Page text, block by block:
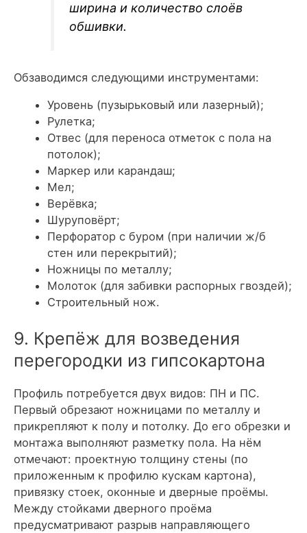
ширина и количество слоёв
обшивки.
Обзаводимся следующими инструментами:
Уровень (пузырьковый или лазерный);
Рулетка;
Отвес (для переноса отметок с пола на
потолок);
Маркер или карандаш;
Мел;
Верёвка;
Шуруповёрт;
Перфоратор с буром (при наличии ж/б
стен или перекрытий);
Ножницы по металлу;
Молоток (для забивки распорных гвоздей);
Строительный нож.
9. Крепёж для возведения
перегородки из гипсокартона
Профиль потребуется двух видов: ПН и ПС.
Первый обрезают ножницами по металлу и
прикрепляют к полу и потолку. До его обрезки и
монтажа выполняют разметку пола. На нём
отмечают: проектную толщину стены (по
приложенным к профилю кускам картона),
привязку стоек, оконные и дверные проёмы.
Между стойками дверного проёма
предусматривают разрыв направляющего